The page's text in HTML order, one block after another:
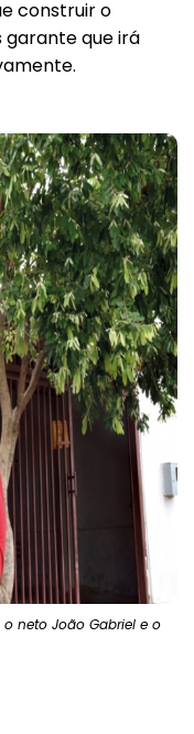
construir o
garante que irá
neto João Gabriel e o